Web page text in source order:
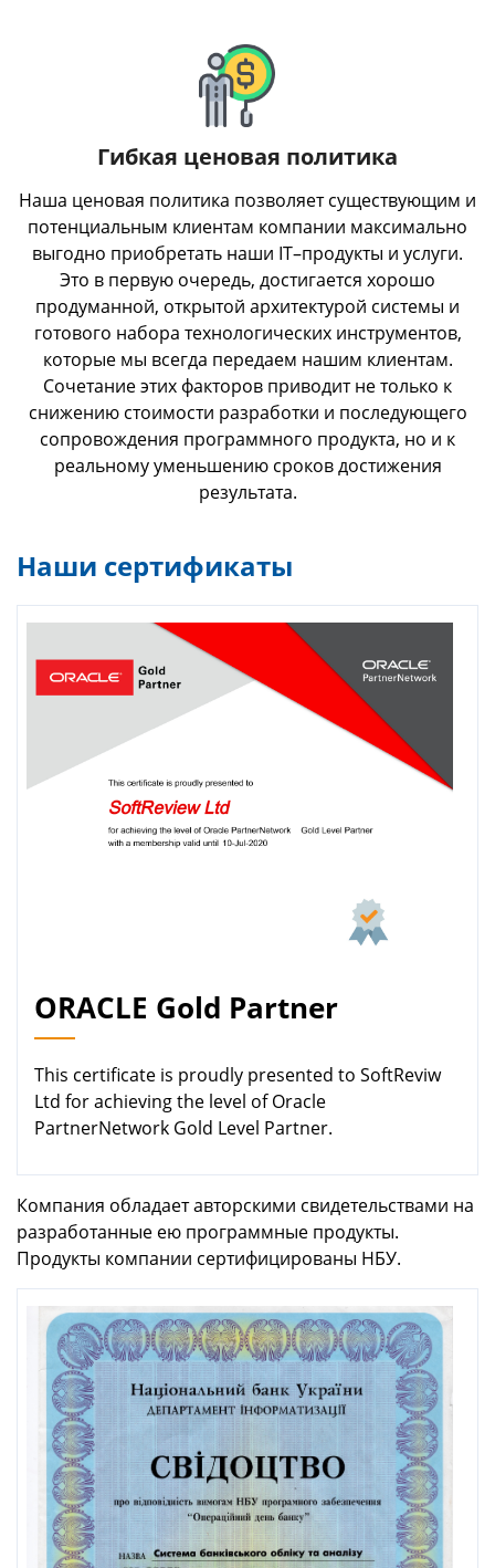
Гибкая ценовая политика
Наша ценовая политика позволяет существующим и
потенциальным клиентам компании максимально
выгодно приобретать наши IT–продукты и услуги.
Это в первую очередь, достигается хорошо
продуманной, открытой архитектурой системы и
готового набора технологических инструментов,
которые мы всегда передаем нашим клиентам.
Сочетание этих факторов приводит не только к
снижению стоимости разработки и последующего
сопровождения программного продукта, но и к
реальному уменьшению сроков достижения
результата.
Наши сертификаты
ORACLE Gold Partner
This certificate is proudly presented to SoftReviw
Ltd for achieving the level of Oracle
PartnerNetwork Gold Level Partner.
Компания обладает авторскими свидетельствами на
разработанные ею программные продукты.
Продукты компании сертифицированы НБУ.